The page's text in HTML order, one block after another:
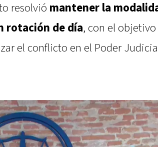
resolvió mantener la
rotación de día, con el
el conflicto en el Poder